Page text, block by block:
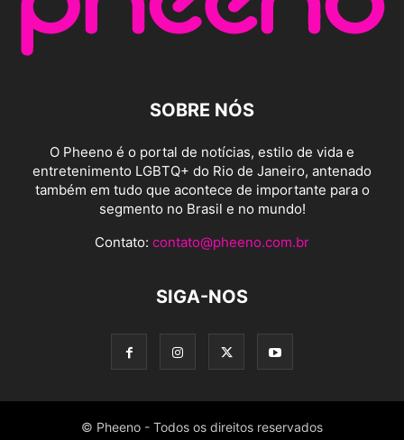
SOBRE NÓS
O Pheeno é o portal de notícias, estilo de vida e
entretenimento LGBTQ+ do Rio de Janeiro, antenado
também em tudo que acontece de importante para o
segmento no Brasil e no mundo!
Contato: contato@pheeno.com.br
SIGA-NOS
© Pheeno - Todos os direitos reservados